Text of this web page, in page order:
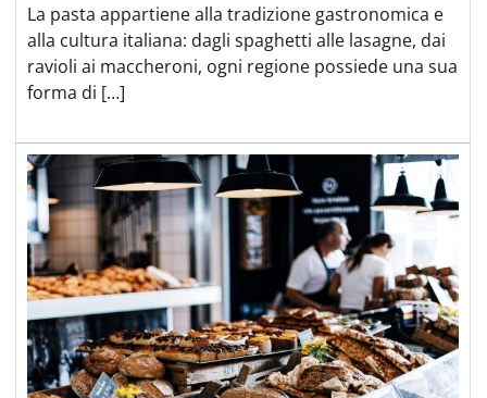
La pasta appartiene alla tradizione gastronomica e
alla cultura italiana: dagli spaghetti alle lasagne, dai
ravioli ai maccheroni, ogni regione possiede una sua
forma di […]